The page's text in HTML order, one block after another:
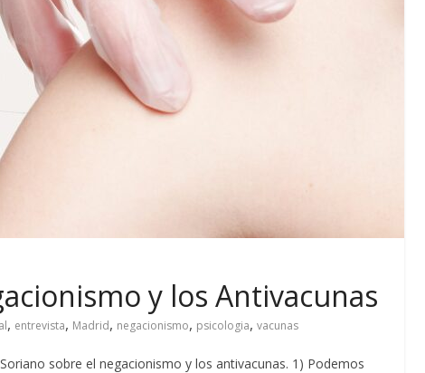
y los Antivacunas
, entrevista, Madrid, negacionismo, psicologia, vacunas
sobre el negacionismo y los antivacunas. 1) Podemos